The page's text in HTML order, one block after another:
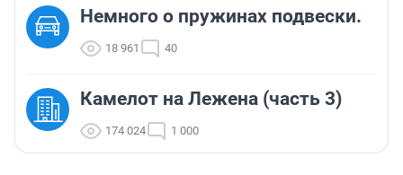
Немного о пружинах подвески.
18 961 40
Камелот на Лежена (часть 3)
174 024 1 000